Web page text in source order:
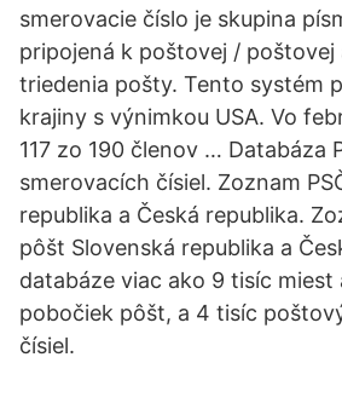
smerovacie číslo je skupina
pripojená k poštovej / poštovej
triedenia pošty. Tento systém
krajiny s výnimkou USA. Vo
117 zo 190 členov … Databáza
smerovacích čísiel. Zoznam
republika a Česká republika.
pôšt Slovenská republika a
databáze viac ako 9 tisíc miest
pobočiek pôšt, a 4 tisíc
čísiel.